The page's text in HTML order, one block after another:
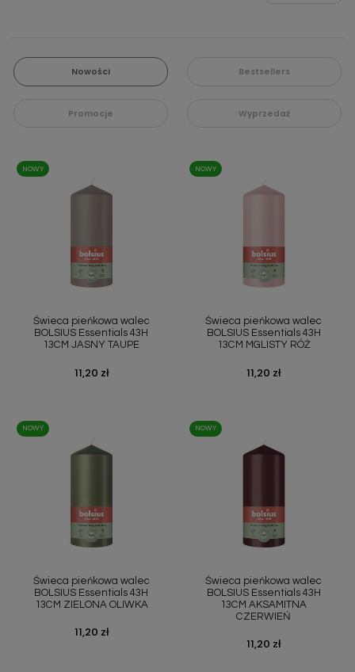
Nowości Bestsellers
Promocje Wyprzedaż
Świeca pieńkowa walec
BOLSIUS Essentials 43H
13CM JASNY TAUPE
Cena
11,20 zł
NOWY
Świeca pieńkowa walec
BOLSIUS Essentials 43H
13CM MGLISTY RÓŻ
Cena
11,20 zł
NOWY
Świeca pieńkowa walec
BOLSIUS Essentials 43H
13CM ZIELONA OLIWKA
Cena
11,20 zł
NOWY
Świeca pieńkowa walec
BOLSIUS Essentials 43H
13CM AKSAMITNA
CZERWIEŃ
Cena
11,20 zł
NOWY